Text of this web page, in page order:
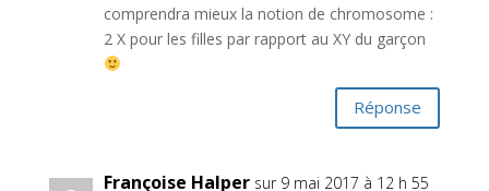
comprendra mieux la notion de chromosome :
2 X pour les filles par rapport au XY du garçon
Réponse
Françoise Halper sur 9 mai 2017 à 12 h 55